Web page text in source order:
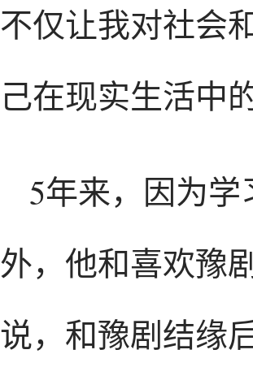
不仅让我对社会
己在现实生活中
5年来，因为
外，他和喜欢豫
说，和豫剧结缘